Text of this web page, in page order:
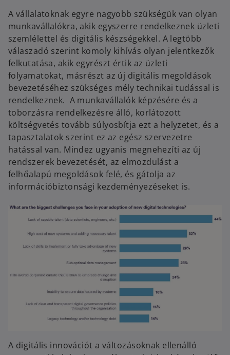
A vállalatoknak egyre nagyobb szükségük van olyan
munkavállalókra, akik egyszerre rendelkeznek üzleti
szemlélettel és digitális készségekkel. A legtöbb
válaszadó szerint komoly kihívás olyan jelentkezők
felkutatása, akik egyrészt értik az üzleti
folyamatokat, másrészt az új digitális megoldások
bevezetéséhez szükséges mély technikai tudással is
rendelkeznek. A munkavállalók képzésére és a
toborzásra rendelkezésre álló, korlátozott
költségvetés tovább súlyosbítja ezt a helyzetet, és a
tapasztalatok szerint ez az egész szervezetre
hatással van. Mindez ugyanis megnehezíti az új
rendszerek bevezetését, az elmozdulást a
felhőalapú megoldások felé, és gátolja az
információbiztonsági kezdeményezéseket is.
A digitális innovációt a változásoknak ellenálló